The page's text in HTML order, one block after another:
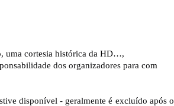
uma cortesia histórica da HD…,
dos organizadores para com
disponível - geralmente é excluído após o